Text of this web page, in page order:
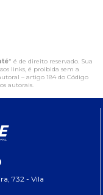
" é de direito reservado. Sua
links, é proibida sem a
– artigo 184 do Código
autorais.
732 - Vila